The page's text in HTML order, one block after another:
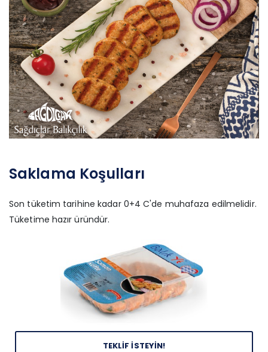
Saklama Koşulları
Son tüketim tarihine kadar 0+4 C'de muhafaza edilmelidir.
Tüketime hazır üründür.
TEKLİF İSTEYİN!